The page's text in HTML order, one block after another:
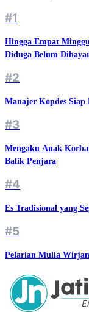
#1
Hingga Empat
Diduga Belum
#2
Manajer Kopdes Siap
#3
Mengaku Anak
Balik Penjara
#4
Es Tradisional yang
#5
Pelarian Mulia